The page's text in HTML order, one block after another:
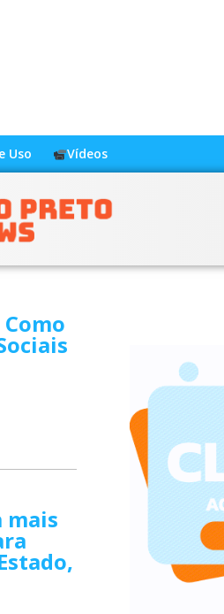
Uso Vídeos
mais